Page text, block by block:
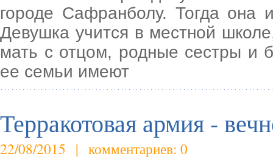
городе Сафранболу. Тогда она
Девушка учится в местной
мать с отцом, родные сестры и
ее семьи имеют
Терракотовая армия -
22/08/2015 | комментариев: 0